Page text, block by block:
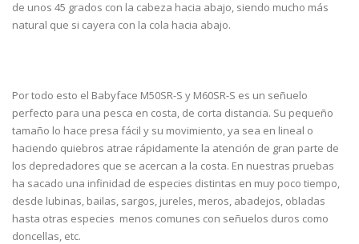
de unos 45 grados con la cabeza hacia abajo, siendo mucho más
natural que si cayera con la cola hacia abajo.
Por todo esto el Babyface M50SR-S y M60SR-S es un señuelo
perfecto para una pesca en costa, de corta distancia. Su pequeño
tamaño lo hace presa fácil y su movimiento, ya sea en lineal o
haciendo quiebros atrae rápidamente la atención de gran parte de
los depredadores que se acercan a la costa. En nuestras pruebas
ha sacado una infinidad de especies distintas en muy poco tiempo,
desde lubinas, bailas, sargos, jureles, meros, abadejos, obladas
hasta otras especies menos comunes con señuelos duros como
doncellas, etc.